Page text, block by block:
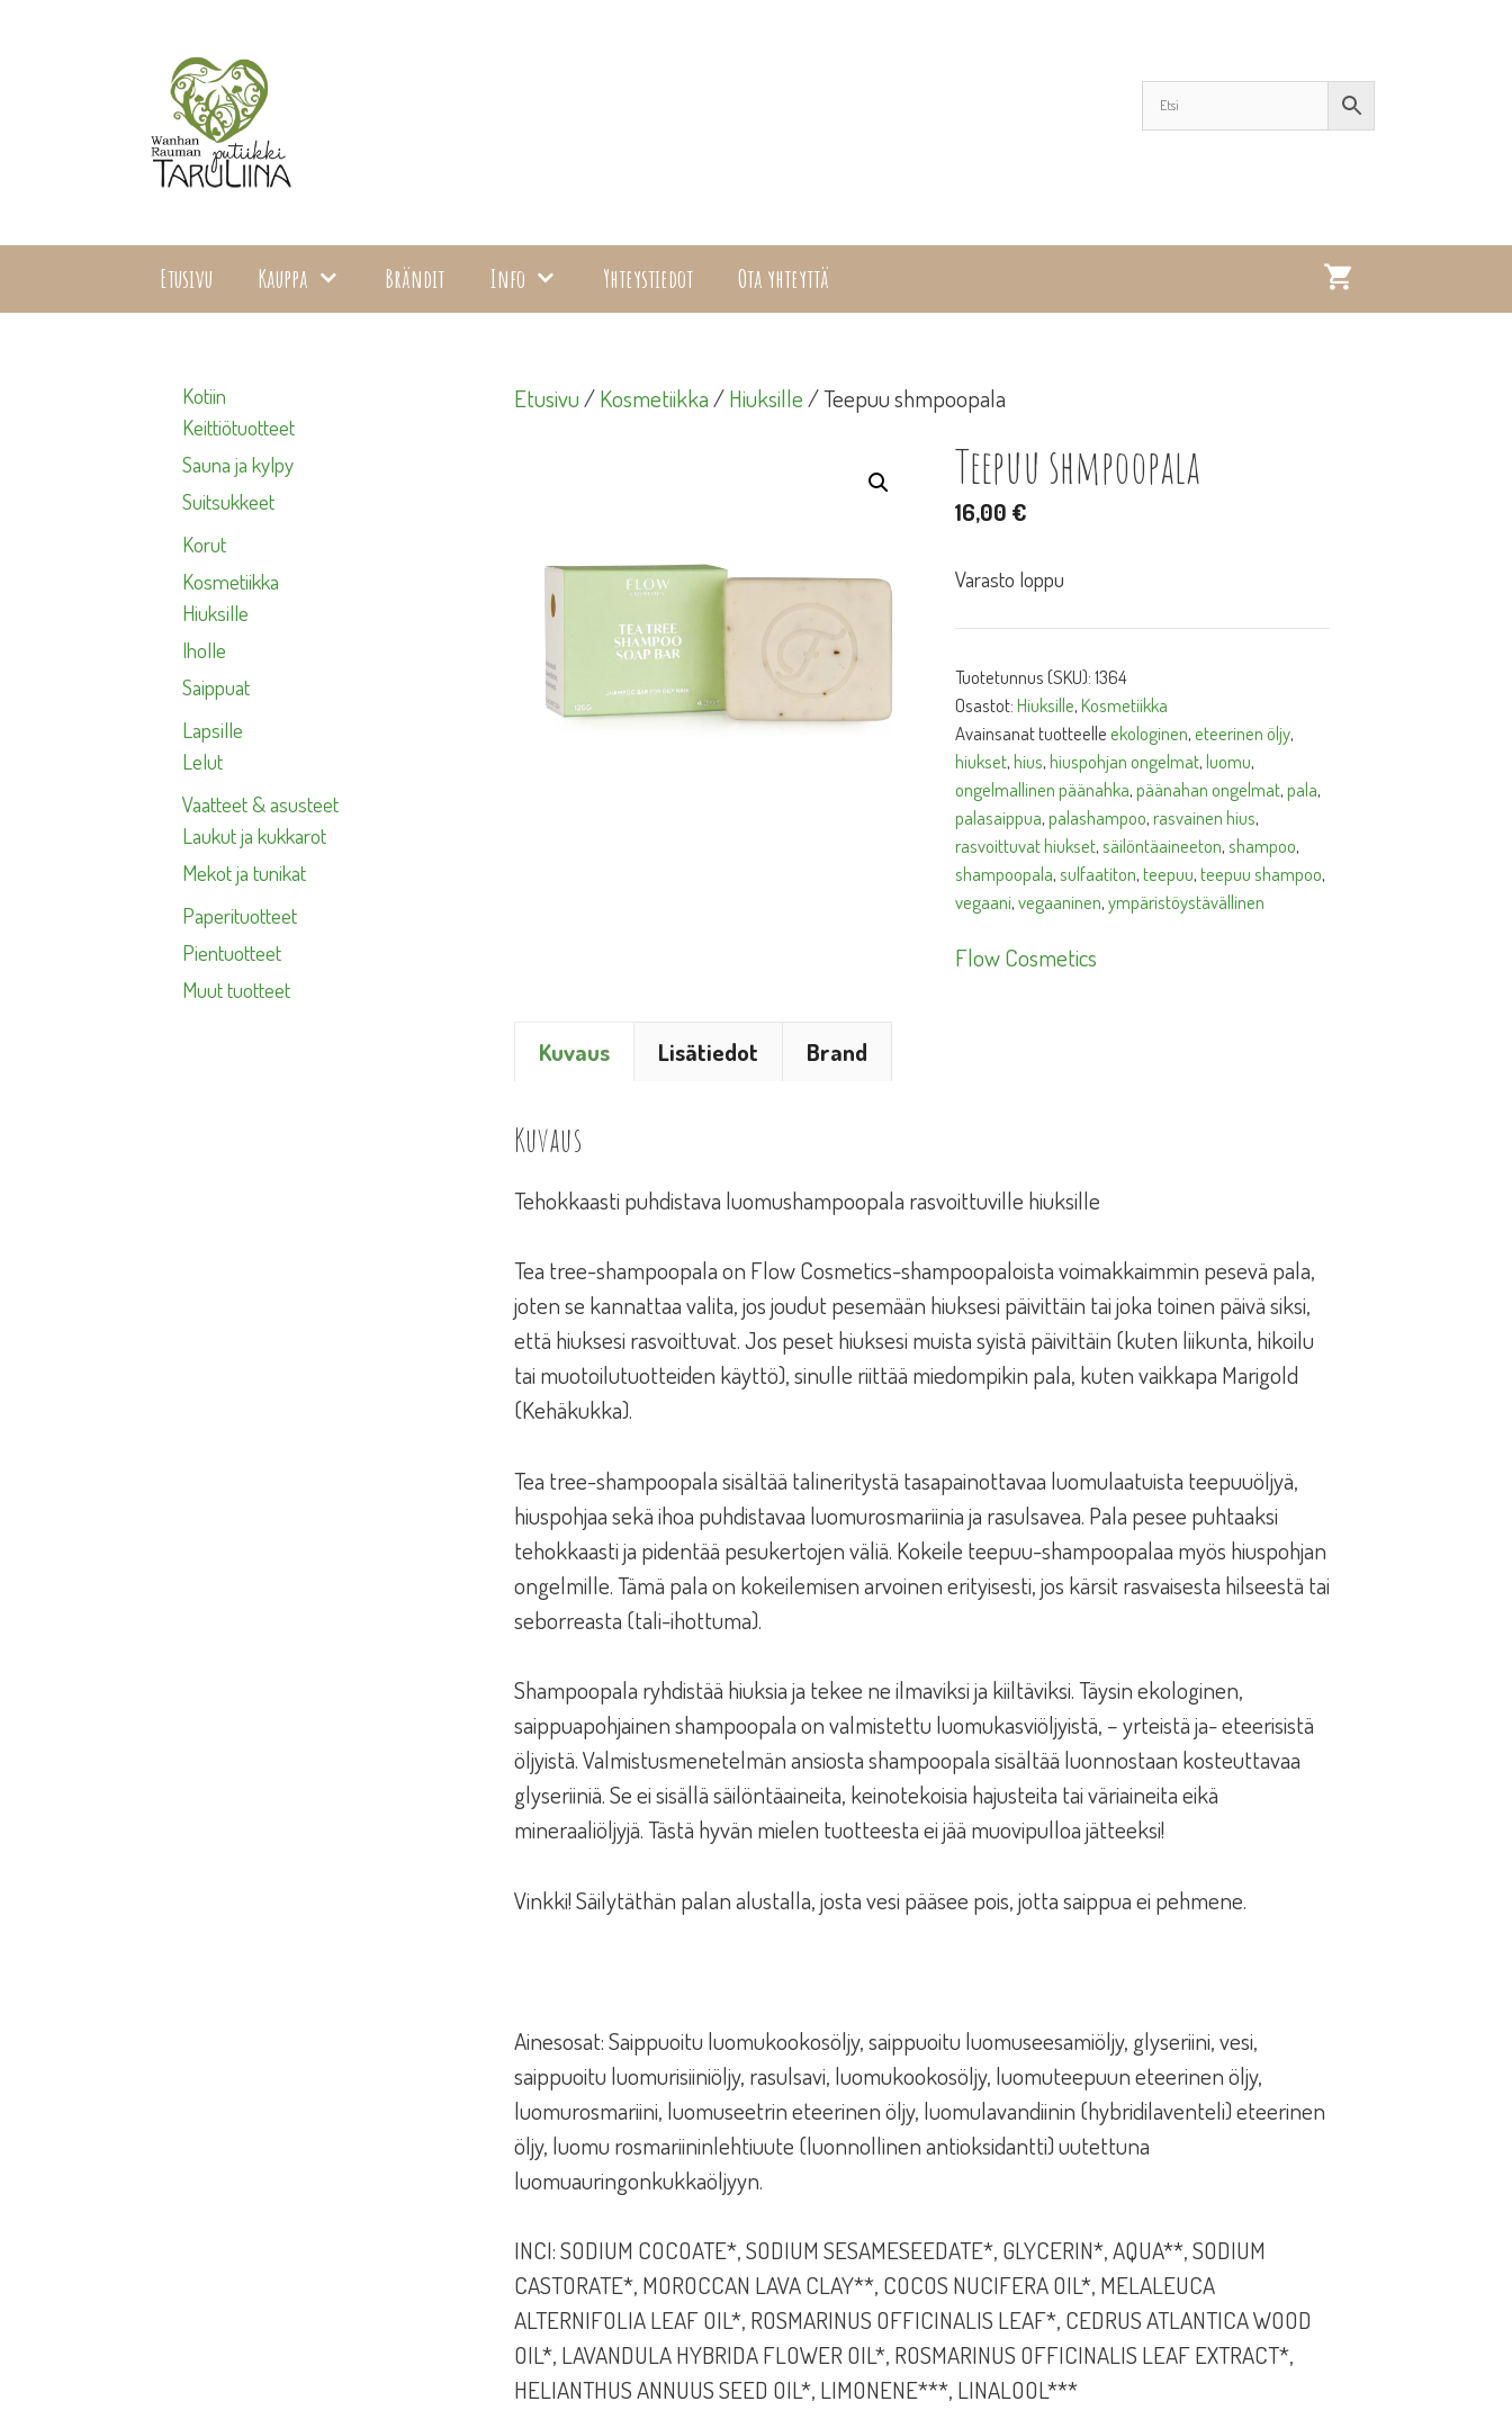
Etusivu Kauppa Brändit Info Yhteystiedot Ota yhteyttä
Etusivu/Kosmetiikka/Hiuksille/ Teepuu shmpoopala
Teepuu shmpoopala
16,00 €
Varasto loppu
Tuotetunnus (SKU):1364
Osastot:Hiuksille,Kosmetiikka
Avainsanat tuotteelleekologinen,eteerinen öljy,
hiukset,hius,hiuspohjan ongelmat,luomu,
ongelmallinen päänahka,päänahan ongelmat,pala,
palasaippua,palashampoo,rasvainen hius,
rasvoittuvat hiukset,säilöntäaineeton,shampoo,
shampoopala,sulfaatiton,teepuu,teepuu shampoo,
vegaani,vegaaninen,ympäristöystävällinen
Flow Cosmetics
Kuvaus Lisätiedot Brand
Kuvaus
Tehokkaasti puhdistava luomushampoopala rasvoittuville hiuksille
Tea tree-shampoopala on Flow Cosmetics-shampoopaloista voimakkaimmin pesevä pala,
joten se kannattaa valita, jos joudut pesemään hiuksesi päivittäin tai joka toinen päivä siksi,
että hiuksesi rasvoittuvat. Jos peset hiuksesi muista syistä päivittäin (kuten liikunta, hikoilu
tai muotoilutuotteiden käyttö), sinulle riittää miedompikin pala, kuten vaikkapa Marigold
(Kehäkukka).
Tea tree-shampoopala sisältää talineritystä tasapainottavaa luomulaatuista teepuuöljyä,
hiuspohjaa sekä ihoa puhdistavaa luomurosmariinia ja rasulsavea. Pala pesee puhtaaksi
tehokkaasti ja pidentää pesukertojen väliä. Kokeile teepuu-shampoopalaa myös hiuspohjan
ongelmille. Tämä pala on kokeilemisen arvoinen erityisesti, jos kärsit rasvaisesta hilseestä tai
seborreasta (tali-ihottuma).
Shampoopala ryhdistää hiuksia ja tekee ne ilmaviksi ja kiiltäviksi. Täysin ekologinen,
saippuapohjainen shampoopala on valmistettu luomukasviöljyistä, – yrteistä ja- eteerisistä
öljyistä. Valmistusmenetelmän ansiosta shampoopala sisältää luonnostaan kosteuttavaa
glyseriiniä. Se ei sisällä säilöntäaineita, keinotekoisia hajusteita tai väriaineita eikä
mineraaliöljyjä. Tästä hyvän mielen tuotteesta ei jää muovipulloa jätteeksi!
Vinkki! Säilytäthän palan alustalla, josta vesi pääsee pois, jotta saippua ei pehmene.
Ainesosat: Saippuoitu luomukookosöljy, saippuoitu luomuseesamiöljy, glyseriini, vesi,
saippuoitu luomurisiiniöljy, rasulsavi, luomukookosöljy, luomuteepuun eteerinen öljy,
luomurosmariini, luomuseetrin eteerinen öljy, luomulavandiinin (hybridilaventeli) eteerinen
öljy, luomu rosmariininlehtiuute (luonnollinen antioksidantti) uutettuna
luomuauringonkukkaöljyyn.
INCI: SODIUM COCOATE*, SODIUM SESAMESEEDATE*, GLYCERIN*, AQUA**, SODIUM
CASTORATE*, MOROCCAN LAVA CLAY**, COCOS NUCIFERA OIL*, MELALEUCA
ALTERNIFOLIA LEAF OIL*, ROSMARINUS OFFICINALIS LEAF*, CEDRUS ATLANTICA WOOD
OIL*, LAVANDULA HYBRIDA FLOWER OIL*, ROSMARINUS OFFICINALIS LEAF EXTRACT*,
HELIANTHUS ANNUUS SEED OIL*, LIMONENE***, LINALOOL***
Kotiin
Keittiötuotteet
Sauna ja kylpy
Suitsukkeet
Korut
Kosmetiikka
Hiuksille
Iholle
Saippuat
Lapsille
Lelut
Vaatteet & asusteet
Laukut ja kukkarot
Mekot ja tunikat
Paperituotteet
Pientuotteet
Muut tuotteet